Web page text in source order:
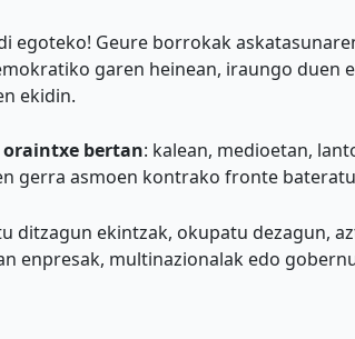
egoteko! Geure borrokak
garen heinean, iraungo duen
ekidin.
oraintxe bertan: kalean, medioetan,
gerra asmoen kontrako fronte
ditzagun ekintzak, okupatu dezagun,
enpresak, multinazionalak edo